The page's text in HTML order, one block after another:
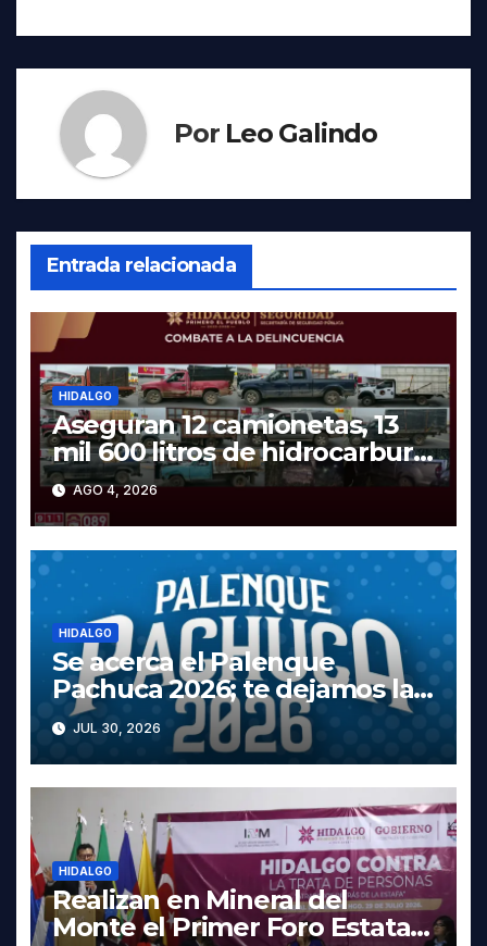
Por Leo Galindo
Entrada relacionada
HIDALGO
Aseguran 12 camionetas, 13
mil 600 litros de hidrocarburo
y dos vehículos robados en
Tula
AGO 4, 2026
HIDALGO
Se acerca el Palenque
Pachuca 2026; te dejamos la
cartelera completa, las fechas
y los precios
JUL 30, 2026
HIDALGO
Realizan en Mineral del
Monte el Primer Foro Estatal